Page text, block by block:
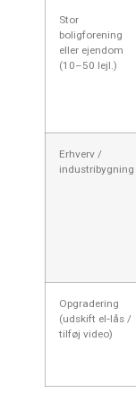
Stor
boligforening
eller ejendom
(10–50 lejl.)
Erhverv /
industribygning
Opgradering
(udskift el‑lås /
tilføj video)